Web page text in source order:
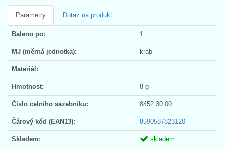
Parametry Dotaz na produkt
Baleno po: 1
MJ (měrná jednotka): krab
Materiál:
Hmotnost: 8 g
Číslo celního sazebníku: 8452 30 00
Čárový kód (EAN13): 8590587823120
Skladem: skladem